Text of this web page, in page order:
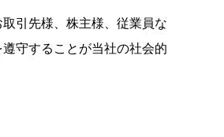
引先様、株主様、従業員な
守することが当社の社会的